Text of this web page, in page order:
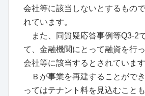
会社等に該当しないとするもの
れています。
また、同質疑応答事例等Q3-2
て、金融機関にとって融資を行
会社等に該当するとされています
Ｂが事業を再建することがで
ってはテナント料を見込むこと